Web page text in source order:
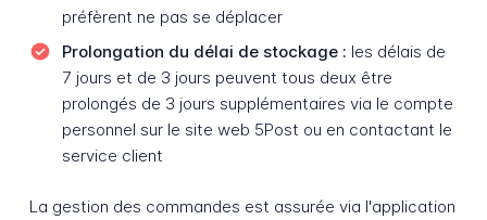
préfèrent ne pas se déplacer
Prolongation du délai de stockage : les délais de
7 jours et de 3 jours peuvent tous deux être
prolongés de 3 jours supplémentaires via le compte
personnel sur le site web 5Post ou en contactant le
service client
La gestion des commandes est assurée via l'application